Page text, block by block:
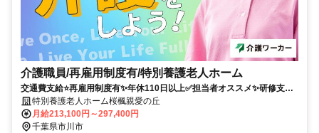
介護職員/再雇用制度有/特別養護老人ホーム
交通費支給⭐️再雇用制度有✨年休110日以上✅️担当者オススメ✨研修支援
有⭕️経験者優遇✨車通勤ＯＫ
特別養護老人ホーム桜楓親愛の丘
月給213,100円～297,400円
千葉県市川市